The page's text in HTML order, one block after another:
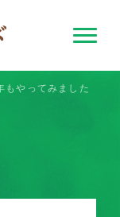
もやってみました